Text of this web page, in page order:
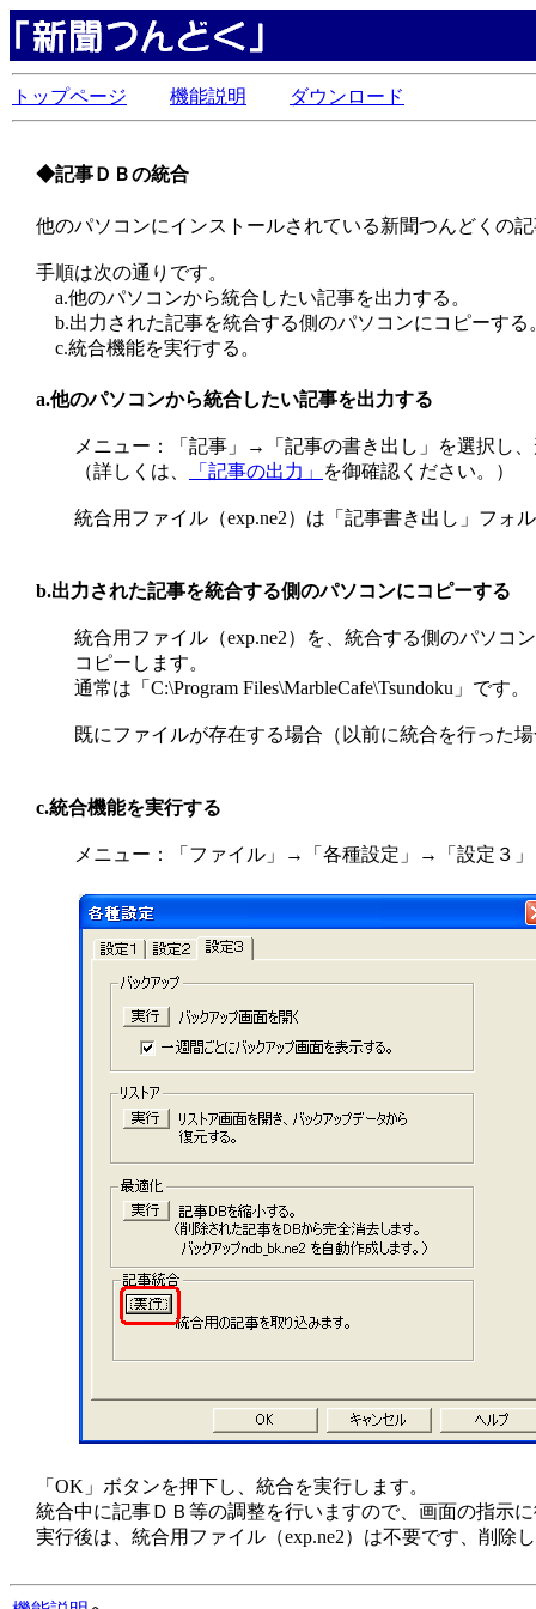
トップページ 機能説明 ダウンロード
◆記事ＤＢの統合
他のパソコンにインストールされている新聞つんどくの
手順は次の通りです。
a.他のパソコンから統合したい記事を出力する。
b.出力された記事を統合する側のパソコンにコピーする
c.統合機能を実行する。
a.他のパソコンから統合したい記事を出力する
メニュー：「記事」→「記事の書き出し」を選択し、
（詳しくは、
「記事の出力」 を御確認ください。）
統合用ファイル（exp.ne2）は「記事書き出し」フォ
b.出力された記事を統合する側のパソコンにコピーする
統合用ファイル（exp.ne2）を、統合する側のパソコ
コピーします。
通常は「C:\Program Files\MarbleCafe\Tsundoku」です。
既にファイルが存在する場合（以前に統合を行った場
c.統合機能を実行する
メニュー：「ファイル」→「各種設定」→「設定３」
「OK」ボタンを押下し、統合を実行します。
統合中に記事ＤＢ等の調整を行いますので、画面の指示
実行後は、統合用ファイル（exp.ne2）は不要です、削除